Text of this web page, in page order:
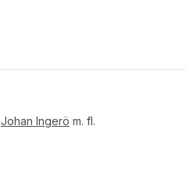
Johan Ingerö m. fl.